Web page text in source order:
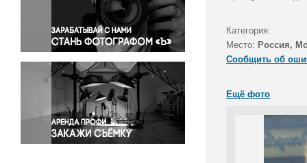
Правосудие
Происшествия и конфликты
Религия
Светская жизнь
Спорт
Экология
Экономика и бизнес
Категория:
Место: Россия,
Сообщить об
Ещё фото